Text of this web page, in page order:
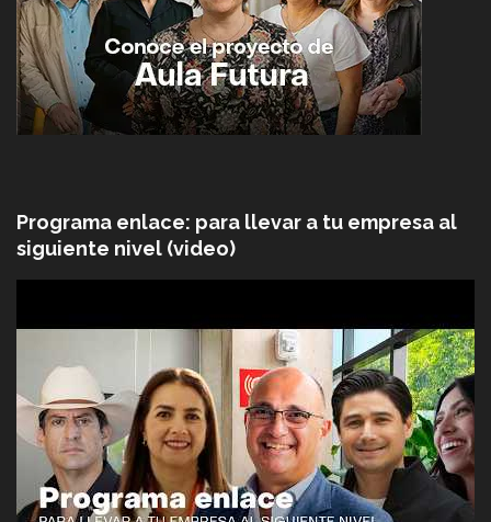
Programa enlace: para llevar a tu empresa al
siguiente nivel (video)